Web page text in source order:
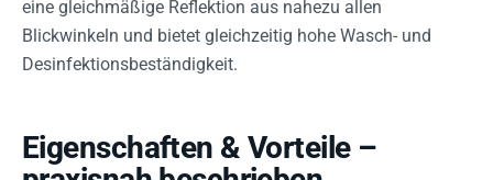
eine gleichmäßige Reflektion aus nahezu allen
Blickwinkeln und bietet gleichzeitig hohe Wasch- und
Desinfektionsbeständigkeit.
Eigenschaften & Vorteile –